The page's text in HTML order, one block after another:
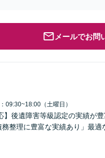
メールでお問
09:30~18:00（土曜日）
】後遺障害等級認定の実績が
整理に豊富な実績あり」最適